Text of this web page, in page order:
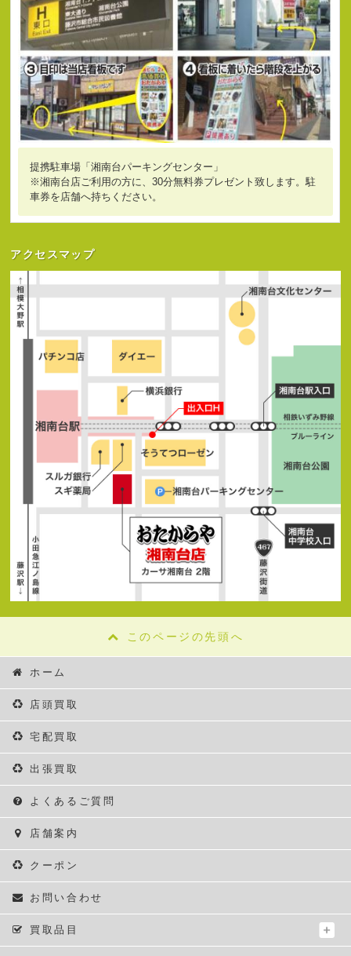
提携駐車場「湘南台パーキングセンター」
※湘南台店ご利用の方に、30分無料券プレゼント致します。駐
車券を店舗へ持ちください。
アクセスマップ
このページの先頭へ
ホーム
店頭買取
宅配買取
出張買取
よくあるご質問
店舗案内
クーポン
お問い合わせ
買取品目